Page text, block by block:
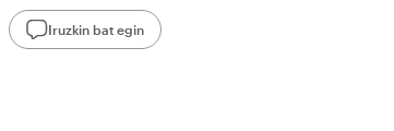
Iruzkin bat egin